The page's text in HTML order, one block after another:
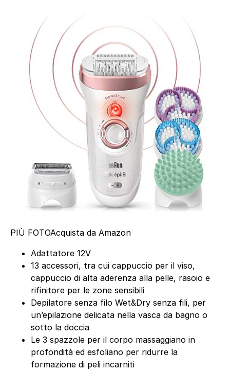
PIÙ FOTOAcquista da Amazon
Adattatore 12V
13 accessori, tra cui cappuccio per il viso,
cappuccio di alta aderenza alla pelle, rasoio e
rifinitore per le zone sensibili
Depilatore senza filo Wet&Dry senza fili, per
un’epilazione delicata nella vasca da bagno o
sotto la doccia
Le 3 spazzole per il corpo massaggiano in
profondità ed esfoliano per ridurre la
formazione di peli incarniti